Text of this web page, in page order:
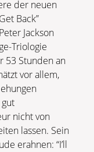
der neuen
Back”
Jackson
Triologie
53 Stunden an
vor allem,
nicht von
lassen. Sein
erahnen: “I’ll